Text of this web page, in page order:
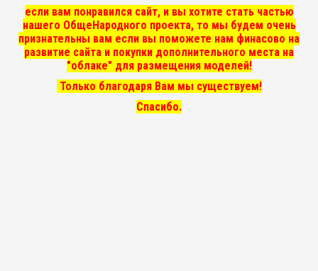
если вам понравился сайт, и вы хотите стать частью
нашего ОбщеНародного проекта, то мы будем очень
признательны вам если вы поможете нам финасово на
развитие сайта и покупки дополнительного места на
"облаке" для размещения моделей!
Только благодаря Вам мы существуем!
Спасибо.